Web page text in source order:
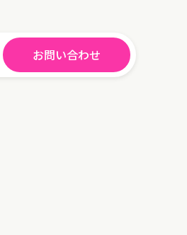
お問い合わせ